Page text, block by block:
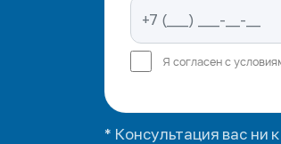
Я согласен с
* Консультация вас ни